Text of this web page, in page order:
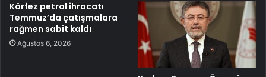
Körfez petrol ihracatı
Temmuz’da çatışmalara
rağmen sabit kaldı
Ağustos 6, 2026